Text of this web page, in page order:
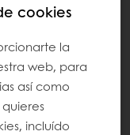
cookies
la
web, para
así como
incluído